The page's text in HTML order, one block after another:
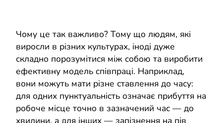
Чому це так важливо? Тому що людям, які
виросли в різних культурах, іноді дуже
складно порозумітися між собою та виробити
ефективну модель співпраці. Наприклад,
вони можуть мати різне ставлення до часу:
для одних пунктуальність означає прибуття на
робоче місце точно в зазначений час — до
хвилини, а для інших — запізнення на пів